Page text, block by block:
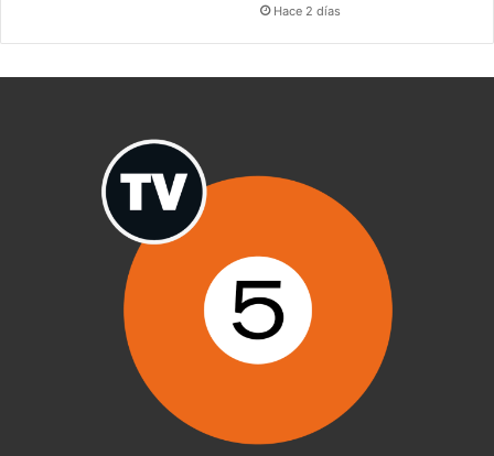
Hace 2 días